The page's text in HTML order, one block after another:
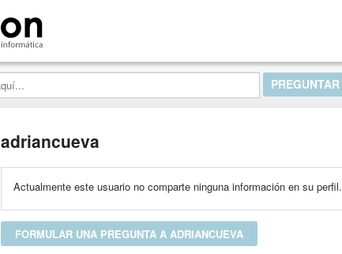
adriancueva
Actualmente este usuario no comparte ninguna información en su perfil.
FORMULAR UNA PREGUNTA A ADRIANCUEVA